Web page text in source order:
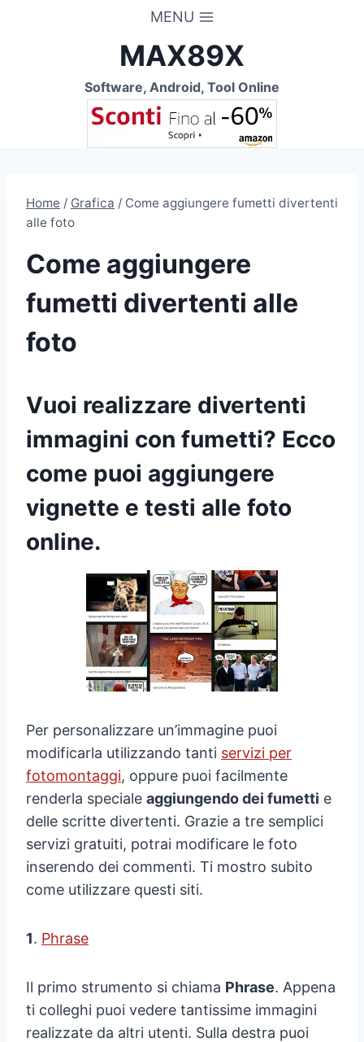
MENU
MAX89X
Software, Android, Tool Online
Home / Grafica / Come aggiungere fumetti divertenti
alle foto
Come aggiungere
fumetti divertenti alle
foto
Vuoi realizzare divertenti
immagini con fumetti? Ecco
come puoi aggiungere
vignette e testi alle foto
online.
Per personalizzare un’immagine puoi
modificarla utilizzando tanti servizi per
fotomontaggi, oppure puoi facilmente
renderla speciale aggiungendo dei fumetti e
delle scritte divertenti. Grazie a tre semplici
servizi gratuiti, potrai modificare le foto
inserendo dei commenti. Ti mostro subito
come utilizzare questi siti.
1. Phrase
Il primo strumento si chiama Phrase. Appena
ti colleghi puoi vedere tantissime immagini
realizzate da altri utenti. Sulla destra puoi